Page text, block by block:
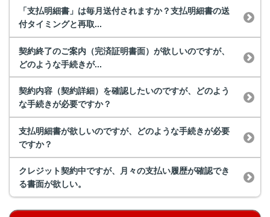
「支払明細書」は毎月送付されますか？支払明細書の送
付タイミングと再取...
契約終了のご案内（完済証明書面）が欲しいのですが、
どのような手続きが...
契約内容（契約詳細）を確認したいのですが、どのよう
な手続きが必要ですか？
支払明細書が欲しいのですが、どのような手続きが必要
ですか？
クレジット契約中ですが、月々の支払い履歴が確認でき
る書面が欲しい。